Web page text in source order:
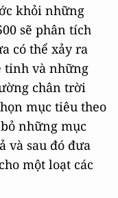
khỏi những
sẽ phân tích
có thể xảy ra
tinh và những
chân trời
mục tiêu theo
những mục
và sau đó đưa
một loạt các